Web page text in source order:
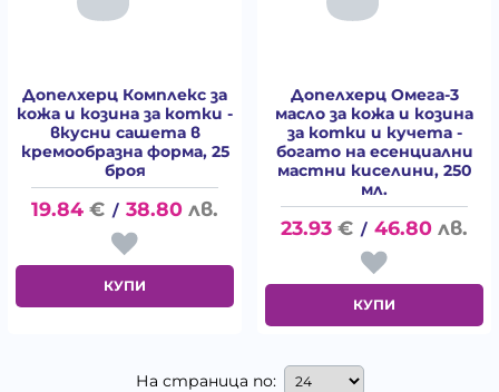
Допелхерц Комплекс за
кожа и козина за котки -
вкусни сашета в
кремообразна форма, 25
броя
19.84 € / 38.80 лв.
КУПИ
Допелхерц Омега-3
масло за кожа и козина
за котки и кучета -
богато на есенциални
мастни киселини, 250
мл.
23.93 € / 46.80 лв.
КУПИ
На страница по: